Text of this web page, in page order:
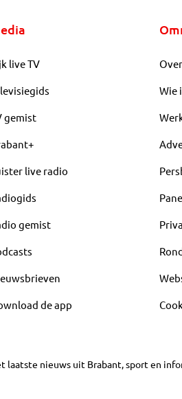
live TV
gemist
live radio
gemist
de app
Wie
laatste nieuws uit Brabant, sport en